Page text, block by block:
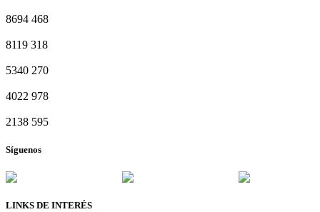
8694 468
8119 318
5340 270
4022 978
2138 595
Síguenos
LINKS DE INTERÉS